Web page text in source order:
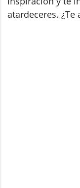
atardeceres. ¿Te